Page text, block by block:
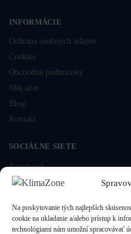
Na poskytovanie tých najlepších
cookie na ukladanie a/alebo prístup k
technológiami nám umožní spracovávať
INFORMÁCIE
Ochrana osobných údajov
Cookies
Obchodné podmienky
Môj účet
Blog
Kontakt
SOCIÁLNE SIETE
Facebook